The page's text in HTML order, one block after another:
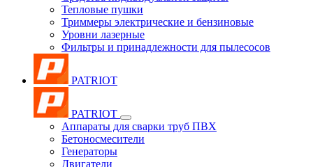
Тепловые пушки
Триммеры электрические и бензиновые
Уровни лазерные
Фильтры и принадлежности для пылесосов
PATRIOT
PATRIOT
Аппараты для сварки труб ПВХ
Бетоносмесители
Генераторы
Двигатели